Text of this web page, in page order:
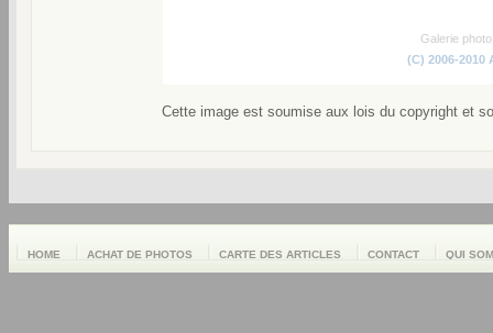
Galerie
(C) 2006-2010
Cette image est soumise aux lois du copyright et
HOME ACHAT DE PHOTOS CARTE DES ARTICLES CONTACT QUI